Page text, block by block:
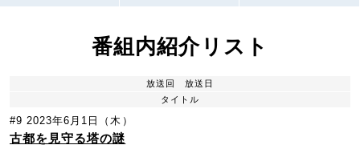
番組内紹介リスト
放送回
放送日
タイトル
#9 2023年6月1日（木）
古都を見守る塔の謎